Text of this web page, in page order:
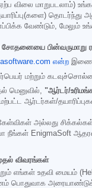
விலை மாறுபடலாம்)
தயாரிப்பு(களை)
வேண்டும், மேலும்
பின்வருமாறு
என்ற
மற்றும்
மெனுவில், "ஆர்டர்/
ஆர்டர்கள்/
அல்லது
நீங்கள் EnigmaSoft
விவரங்கள்
எங்கள் உதவி மையம்
பொதுவாக